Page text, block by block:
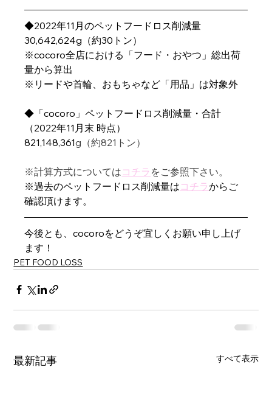
◆2022年11月のペットフードロス削減量
30,642,624g（約30トン）
※cocoro全店における「フード・おやつ」総出荷
量から算出
※リードや首輪、おもちゃなど「用品」は対象外
◆「cocoro」ペットフードロス削減量・合計
（2022年11月末 時点）
821,148,361g（約821トン）
※計算方式については コチラ をご参照下さい。
※過去のペットフードロス削減量は コチラからご
確認頂けます。
今後とも、cocoroをどうぞ宜しくお願い申し上げ
ます！
PET FOOD LOSS
最新記事 すべて表示